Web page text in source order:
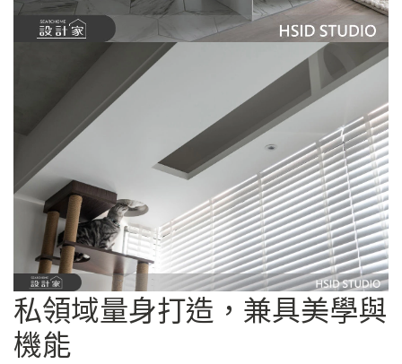
私領域量身打造，兼具美學與
機能